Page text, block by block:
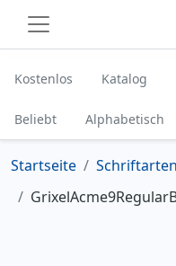
Kostenlos Katalog
Beliebt Alphabetisch
Startseite
Schriftarten